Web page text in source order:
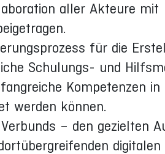
aller Akteure mit
für die
Schulungs- und
Kompetenzen
werden können.
– den gezielten
digitalen